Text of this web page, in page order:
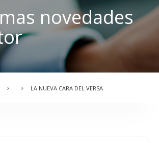
novedades
LA NUEVA CARA DEL VERSA